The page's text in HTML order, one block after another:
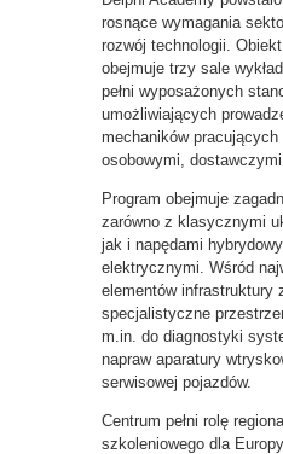
rosnące wymagania
rozwój technologii.
obejmuje trzy sale
pełni wyposażonych
umożliwiających
mechaników pracujących
osobowymi,
Program obejmuje
zarówno z klasycznymi
jak i napędami
elektrycznymi. Wśród
elementów infrastruktury
specjalistyczne
m.in. do diagnostyki
napraw aparatury
serwisowej pojazdów.
Centrum pełni rolę
szkoleniowego dla